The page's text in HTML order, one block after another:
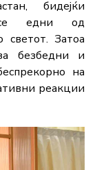
бидејќи
едни од
светот. Затоа
безбедни и
на
реакции